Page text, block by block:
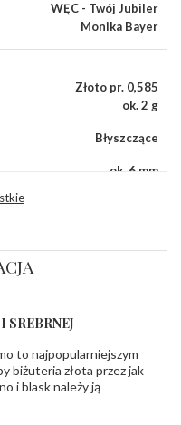
WĘC - Twój Jubiler
Monika Bayer
Złoto pr. 0,585
ok. 2 g
Błyszczące
ok. 6 mm
SREBRNEJ
to najpopularniejszym
biżuteria złota przez jak
i blask należy ją